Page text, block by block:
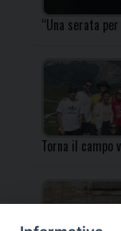
“Una serata
Torna il campo